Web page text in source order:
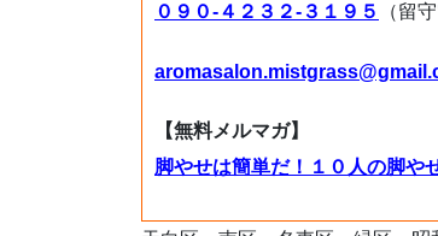
０９０-４２３２-３１９５ （留
【無料メルマガ】
脚やせは簡単だ！１０人の脚や